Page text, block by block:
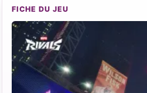
FICHE DU JEU